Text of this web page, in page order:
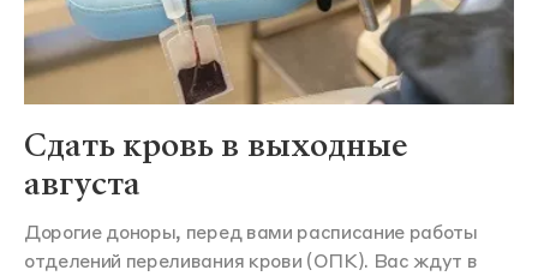
Сдать кровь в выходные
августа
Дорогие доноры, перед вами расписание работы
отделений переливания крови (ОПК). Вас ждут в